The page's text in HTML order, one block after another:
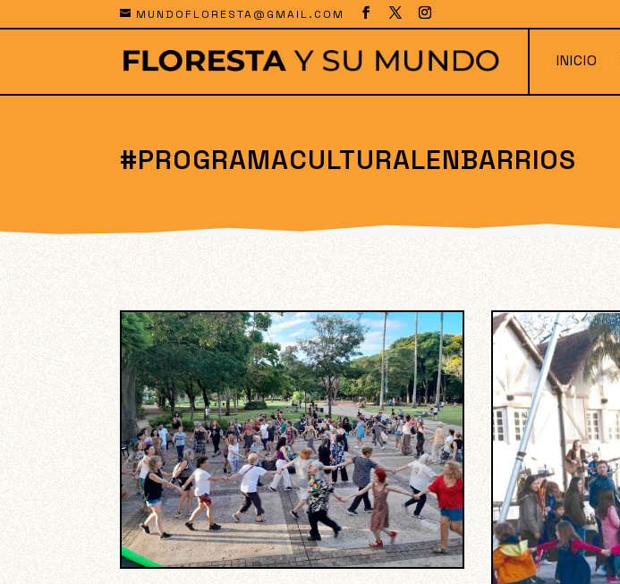
MUNDOFLORESTA@GMAIL.COM
INICIO
#PROGRAMACULTURALENBARRIOS